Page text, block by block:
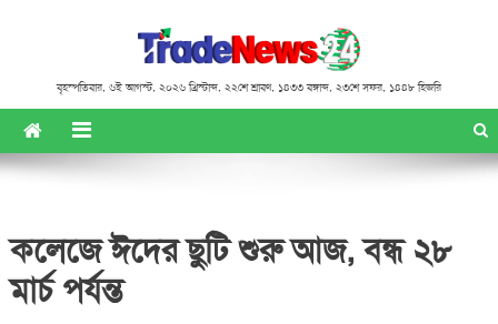
বৃহস্পতিবার, ৬ই আগস্ট, ২০২৬ খ্রিস্টাব্দ, ২২শে শ্রাবণ, ১৪৩৩ বঙ্গাব্দ, ২৩শে সফর, ১৪৪৮ হিজরি
কলেজে ঈদের ছুটি শুরু আজ, বন্ধ ২৮
মার্চ পর্যন্ত